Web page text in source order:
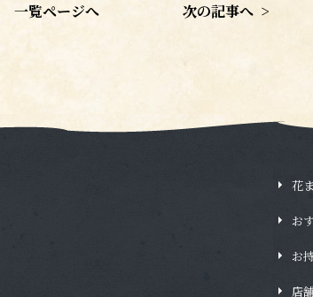
一覧ページへ 次の記事へ >
花
お
お
店